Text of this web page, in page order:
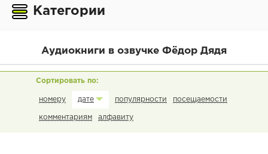
Категории
Аудиокниги в озвучке Фёдор Дядя
номеру дате популярности посещаемости
комментариям алфавиту